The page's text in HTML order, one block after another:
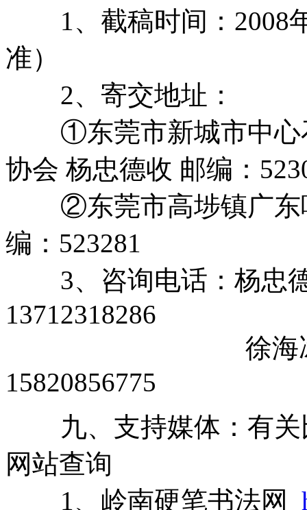
1、截稿时间：2008年
准）
2、寄交地址：
①东莞市新城市中心
协会 杨忠德收 邮编：
②东莞市高埗镇广东
编：523281
3、咨询电话：杨忠
13712318286
徐海冰
15820856775
九、支持媒体：有关
网站查询
1、岭南硬笔书法网